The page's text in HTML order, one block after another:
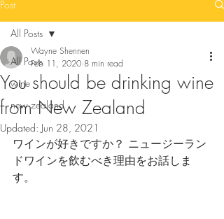
Post
All Posts
wine
new zealand
All Posts
You should be drinking wine
from New Zealand
Wayne Shennen
Feb 11, 2020 8 min read
Updated: Jun 28, 2021
ワインが好きですか？ ニュージーラン
ドワインを飲むべき理由をお話しま
す。